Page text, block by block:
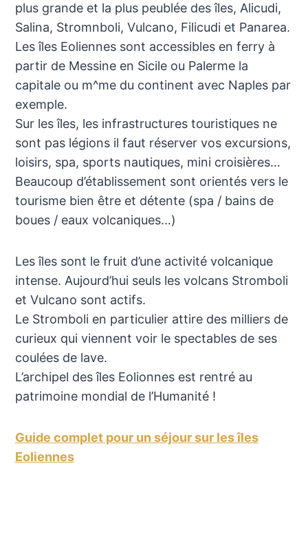
plus grande et la plus peublée des îles, Alicudi,
Salina, Stromnboli, Vulcano, Filicudi et Panarea.
Les îles Eoliennes sont accessibles en ferry à
partir de Messine en Sicile ou Palerme la
capitale ou m^me du continent avec Naples par
exemple.
Sur les îles, les infrastructures touristiques ne
sont pas légions il faut réserver vos excursions,
loisirs, spa, sports nautiques, mini croisières…
Beaucoup d’établissement sont orientés vers le
tourisme bien être et détente (spa / bains de
boues / eaux volcaniques…)
Les îles sont le fruit d’une activité volcanique
intense. Aujourd’hui seuls les volcans Stromboli
et Vulcano sont actifs.
Le Stromboli en particulier attire des milliers de
curieux qui viennent voir le spectables de ses
coulées de lave.
L’archipel des îles Eolionnes est rentré au
patrimoine mondial de l’Humanité !
Guide complet pour un séjour sur les îles
Eoliennes